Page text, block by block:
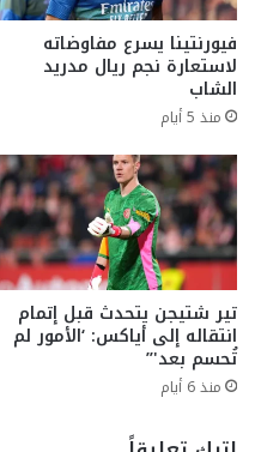
فيورنتينا يسرع مفاوضاته
لاستعارة نجم ريال مدريد
الشاب
منذ 5 أيام
تير شتيجن يتحدث قبل إتمام
انتقاله إلى أياكس: ‘الأمور لم
تُحسم بعد'”
منذ 6 أيام